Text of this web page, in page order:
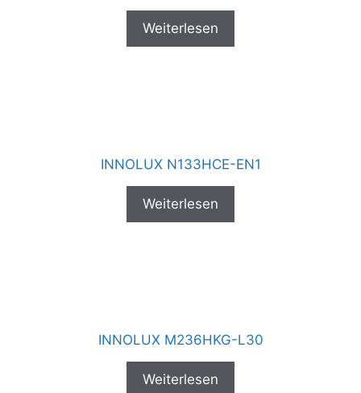
Weiterlesen
INNOLUX N133HCE-EN1
Weiterlesen
INNOLUX M236HKG-L30
Weiterlesen